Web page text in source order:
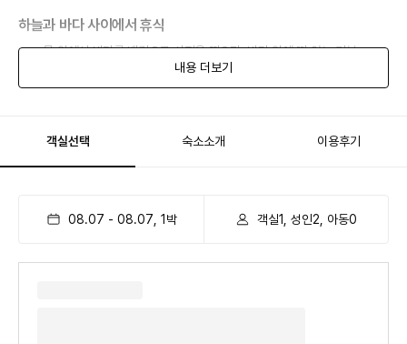
하늘과 바다 사이에서 휴식
✔ 물 위에서 바다를 배경으로 사진을 찍으면, 바다 위에 떠 있는 기분
✔ 풀 사이드바에서 주문한 음료 한잔과 함께 하면 외국 휴양지 느낌 물씬
내용 더보기
객실선택 숙소소개 이용후기
08.07 - 08.07 1 박 객실1, 성인2, 아동0